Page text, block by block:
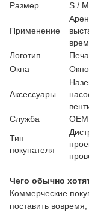
Размер
S /
Применение
Логотип
Окна
Аксессуары
Служба
Тип
покупателя
Чего обычно
Коммерческие
поставить